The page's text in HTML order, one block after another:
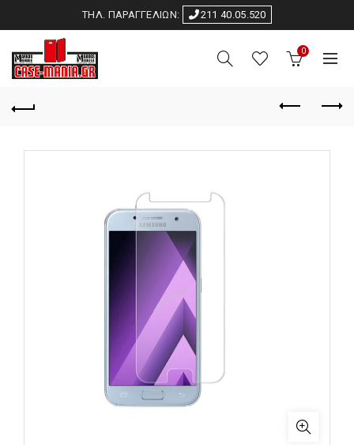
ΤΗΛ. ΠΑΡΑΓΓΕΛΙΩΝ: 211 40.05.520
0